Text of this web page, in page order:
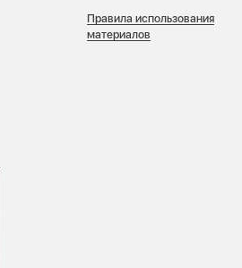
Правила использования
материалов